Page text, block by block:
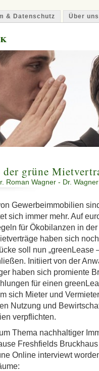
& Datenschutz Über uns
der grüne
Roman Wagner - Dr.
Gewerbeimmobilien
sich immer mehr. Auf
für Ökobilanzen in
haben sich
soll nun „greenLease
Initiiert von der
haben sich promiente
für einen
sich Mieter und
Nutzung und
verpflichten.
Thema nachhaltiger
Freshfields
Online interviewt